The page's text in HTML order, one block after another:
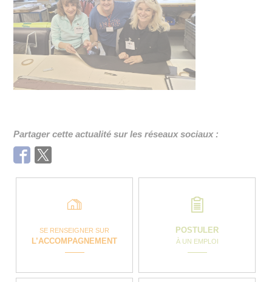
Partager cette actualité sur les réseaux sociaux :
Facebook
SE RENSEIGNER SUR
L’ACCOMPAGNEMENT
POSTULER
À UN EMPLOI